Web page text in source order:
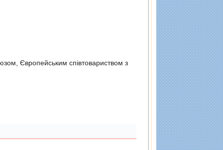
Європейським спiвтовариством з